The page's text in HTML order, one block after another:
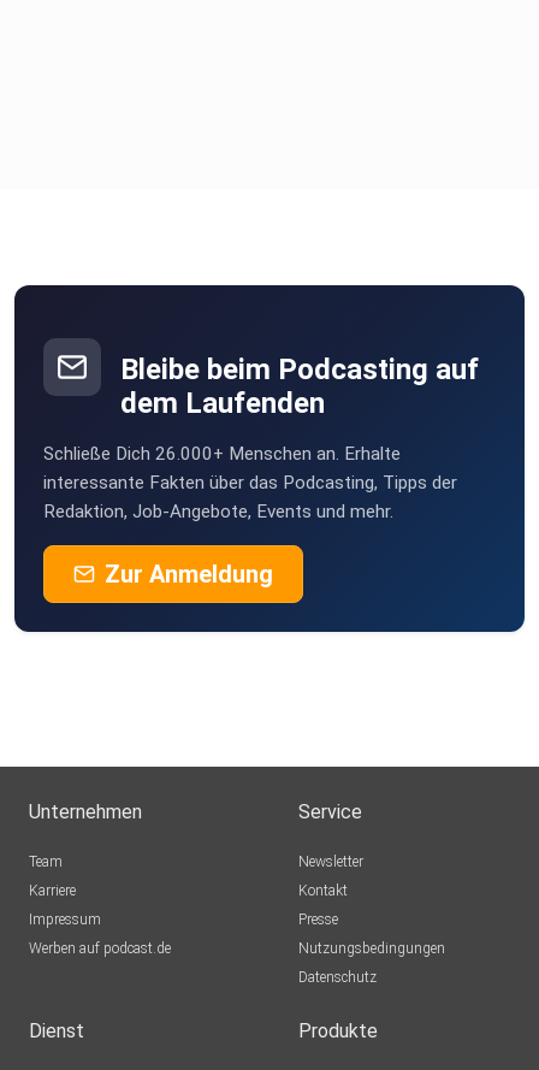
Projekte:
paypal.me/podcastREBleibe beim Podcasting auf
dem Laufenden
Schließe Dich 26.000+ Menschen an. Erhalte
interessante Fakten über das Podcasting, Tipps der
Redaktion, Job-Angebote, Events und mehr.
Zur Anmeldung
Unternehmen
Team
Karriere
Impressum
Werben auf podcast.de
Service
Newsletter
Kontakt
Presse
Nutzungsbedingungen
Datenschutz
Dienst Produkte